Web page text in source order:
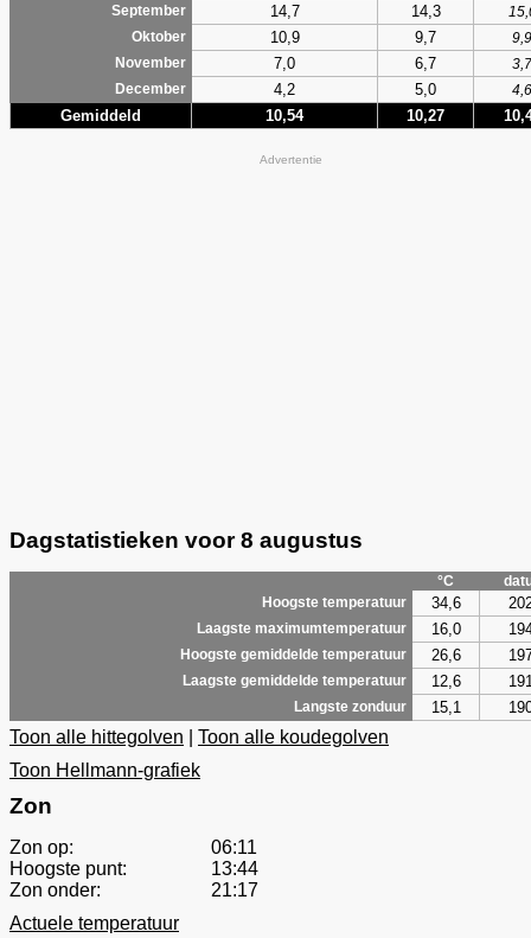
September
14,7 14,3
Oktober
10,9 9,7
9,9
November
7,0 6,7
3,7
December
4,2 5,0 4,6
Gemiddeld 10,54 10,27
Advertentie
Dagstatistieken voor 8 augustus
°C
Hoogste temperatuur
34,6
Laagste maximumtemperatuur 16,0
Hoogste gemiddelde temperatuur 26,6
Laagste gemiddelde temperatuur 12,6
Langste zonduur 15,1
Toon alle hittegolven
Toon alle koudegolven
Toon Hellmann-grafiek
Zon
Zon op:
06:11
Hoogste punt:
13:44
Zon onder:
21:17
Actuele temperatuur